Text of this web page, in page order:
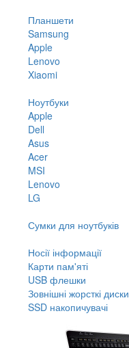
Планшети
Samsung
Apple
Lenovo
Xiaomi
Ноутбуки
Apple
Dell
Asus
Acer
MSI
Lenovo
LG
Сумки для ноутбуків
Носії інформації
Карти пам'яті
USB флешки
Зовнішні жорсткі диски
SSD накопичувачі